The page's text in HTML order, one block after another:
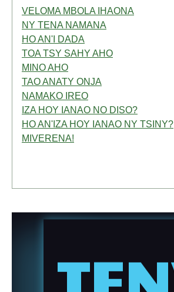
VELOMA MBOLA IHAONA
NY TENA NAMANA
HO AN'I DADA
TOA TSY SAHY AHO
MINO AHO
TAO ANATY ONJA
NAMAKO IREO
IZA HOY IANAO NO DISO?
HO AN'IZA HOY IANAO NY TSINY?
MIVERENA!